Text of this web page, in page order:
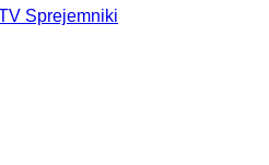
Sprejemniki